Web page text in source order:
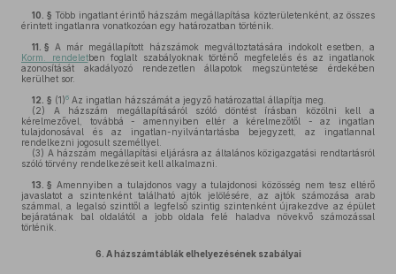
10. § Több ingatlant érintő házszám megállapítása közterületenként, az összes
érintett ingatlanra vonatkozóan egy határozatban történik.
11. § A már megállapított házszámok megváltoztatására indokolt esetben, a
Korm. rendeletben foglalt szabályoknak történő megfelelés és az ingatlanok
azonosítását akadályozó rendezetlen állapotok megszüntetése érdekében
kerülhet sor.
12. § (1)6 Az ingatlan házszámát a jegyző határozattal állapítja meg.
(2) A házszám megállapításáról szóló döntést írásban közölni kell a
kérelmezővel, továbbá - amennyiben eltér a kérelmezőtől - az ingatlan
tulajdonosával és az ingatlan-nyilvántartásba bejegyzett, az ingatlannal
rendelkezni jogosult személlyel.
(3) A házszám megállapítási eljárásra az általános közigazgatási rendtartásról
szóló törvény rendelkezéseit kell alkalmazni.
13. § Amennyiben a tulajdonos vagy a tulajdonosi közösség nem tesz eltérő
javaslatot a szintenként található ajtók jelölésére, az ajtók számozása arab
számmal, a legalsó szinttől a legfelső szintig szintenként újrakezdve az épület
bejáratának bal oldalától a jobb oldala felé haladva növekvő számozással
történik.
6. A házszámtáblák elhelyezésének szabályai